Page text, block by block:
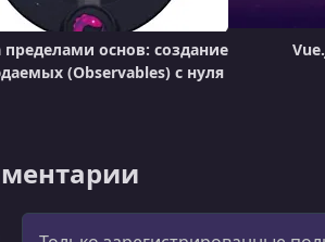
пределами основ: создание
(Observables) с нуля
Комментарий